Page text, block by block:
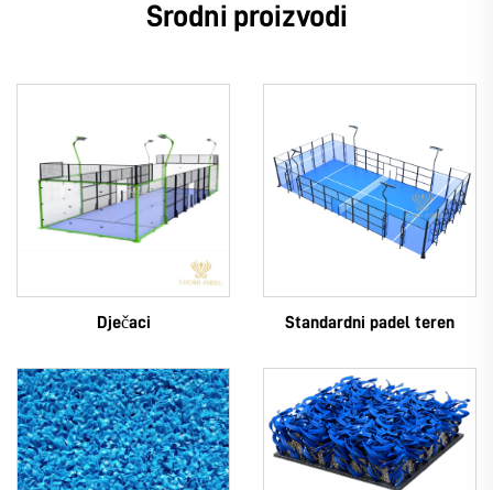
Srodni proizvodi
Dječaci Standardni padel teren